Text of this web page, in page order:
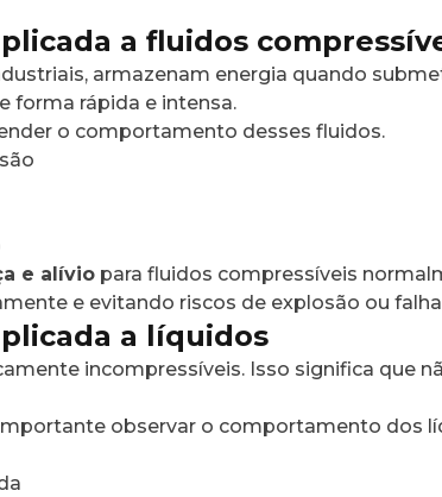
a fluidos
armazenam energia quando
forma rápida e intensa.
o comportamento desses fluidos.
e alívio para fluidos compressíveis
e evitando riscos de explosão ou
a líquidos
incompressíveis. Isso significa que
observar o comportamento dos